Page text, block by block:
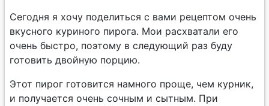
Сегодня я хочу поделиться с вами рецептом очень
вкусного куриного пирога. Мои расхватали его
очень быстро, поэтому в следующий раз буду
готовить двойную порцию.
Этот пирог готовится намного проще, чем курник,
и получается очень сочным и сытным. При